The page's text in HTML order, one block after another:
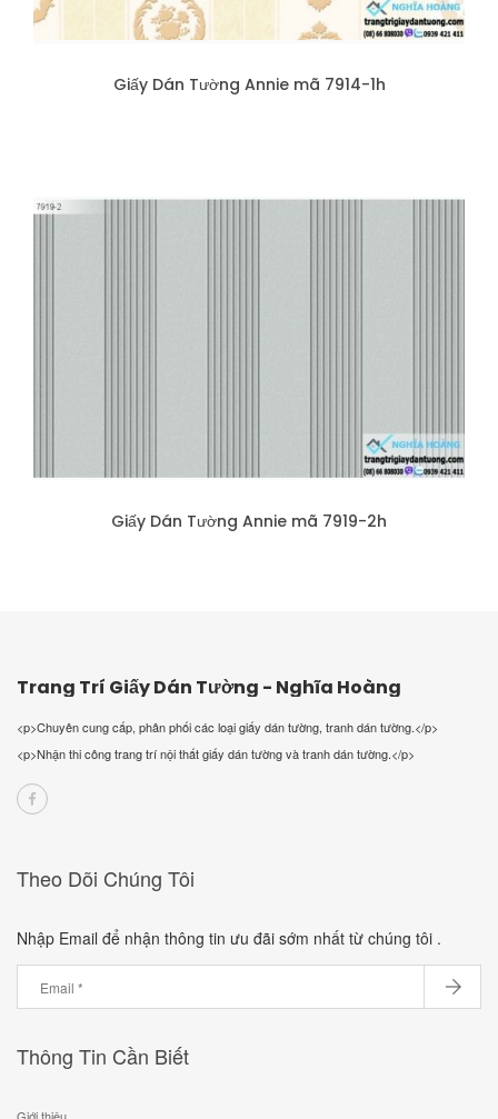
Giấy Dán Tường Annie mã 7914-1h
Giấy Dán Tường Annie mã 7919-2h
Trang Trí Giấy Dán Tường - Nghĩa Hoàng
<p>Chuyên cung cấp, phân phối các loại giấy dán tường, tranh dán tường.</p>
<p>Nhận thi công trang trí nội thất giấy dán tường và tranh dán tường.</p>
Theo Dõi Chúng Tôi
Nhập Email để nhận thông tin ưu đãi sớm nhất từ chúng tôi .
Thông Tin Cần Biết